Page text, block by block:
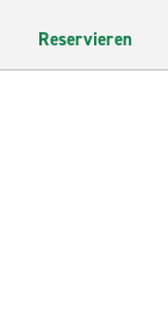
Reservieren